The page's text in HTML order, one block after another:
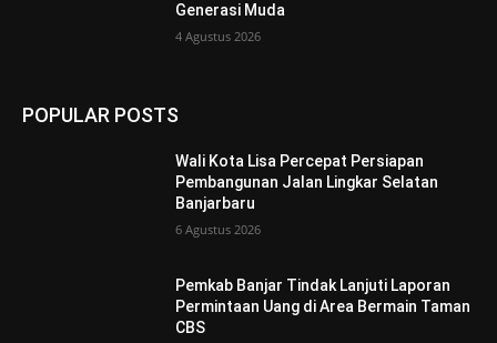
Generasi Muda
4 Agustus 2026
POPULAR POSTS
Wali Kota Lisa Percepat Persiapan
Pembangunan Jalan Lingkar Selatan
Banjarbaru
6 Agustus 2026
Pemkab Banjar Tindak Lanjuti Laporan
Permintaan Uang di Area Bermain Taman
CBS